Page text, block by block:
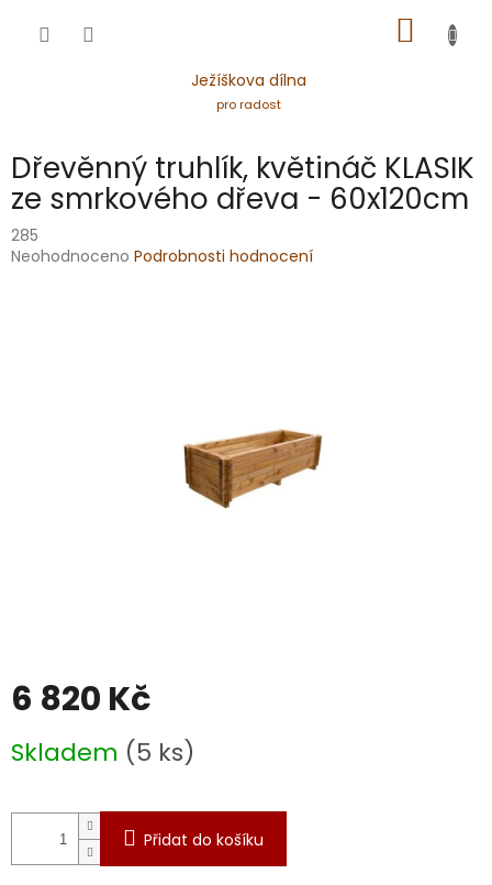
Ježíškova dílna
pro radost
KOŠÍK
Dřevěnný truhlík, květináč KLASIK
ze smrkového dřeva - 60x120cm
285
Průměrné
Neohodnoceno Podrobnosti hodnocení
6 820 Kč
cena:
Skladem (5 ks)
Přidat do košíku